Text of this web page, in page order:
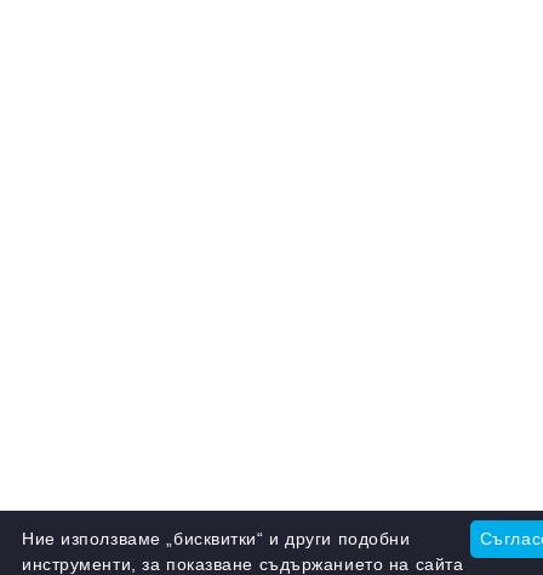
Ние използваме „бисквитки“ и други подобни
инструменти, за показване съдържанието на сайта